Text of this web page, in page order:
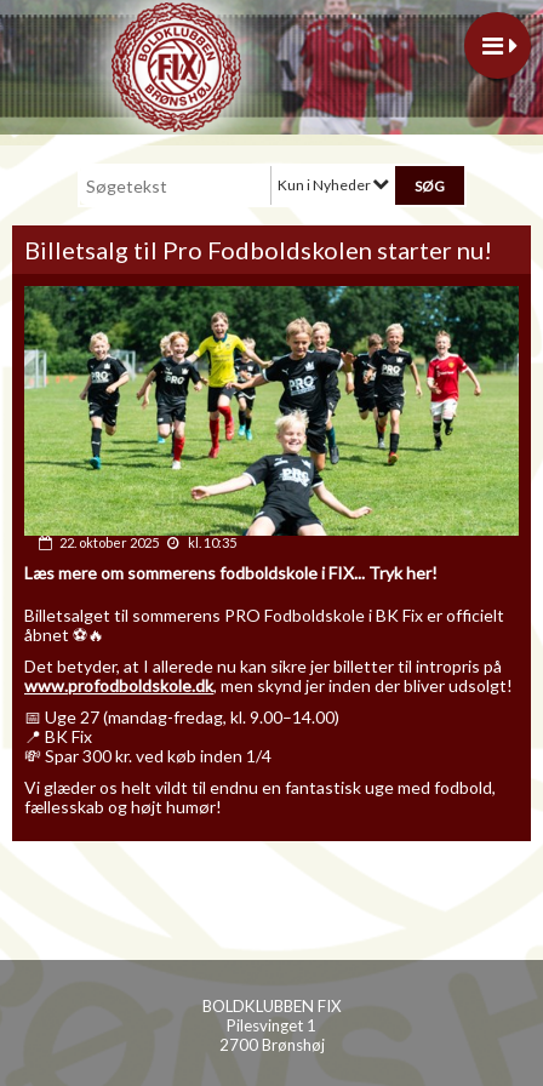
Kun i Nyheder
Billetsalg til Pro Fodboldskolen starter nu!
22. oktober 2025 kl. 10:35
Læs mere om sommerens fodboldskole i FIX... Tryk her!
Billetsalget til sommerens PRO Fodboldskole i BK Fix er officielt
åbnet ⚽🔥
Det betyder, at I allerede nu kan sikre jer billetter til intropris på
www.profodboldskole.dk, men skynd jer inden der bliver udsolgt!
📅 Uge 27 (mandag-fredag, kl. 9.00–14.00)
📍 BK Fix
💸 Spar 300 kr. ved køb inden 1/4
Vi glæder os helt vildt til endnu en fantastisk uge med fodbold,
fællesskab og højt humør!
BOLDKLUBBEN FIX
Pilesvinget 1
2700 Brønshøj